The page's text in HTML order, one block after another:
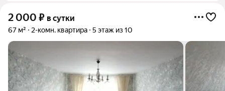
2 000 ₽ в сутки
67 м² 2-комн. квартира 5 этаж из 10